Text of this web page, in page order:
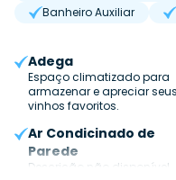
Banheiro Auxiliar
Adega
Espaço climatizado para
armazenar e apreciar seus
vinhos favoritos.
Ar Condicinado de
Parede
Descrição não disponível.